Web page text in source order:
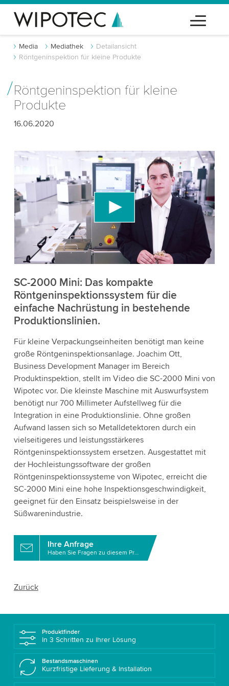
Media Mediathek
Detailansicht
Röntgeninspektion für kleine Produkte
Röntgeninspektion für kleine
Produkte
16.06.2020
Wir benötigen Ihre Zustimmung, um den
YouTube-Videodienst zu laden!
Wir verwenden einen Drittanbieterdienst, um
Videoinhalte einzubetten, der Daten über Ihre
Aktivitäten sammeln kann. Bitte überprüfen Sie
die Details und akzeptieren Sie den Dienst, um
dieses Video anzusehen.
Weitere Informationen
SC-2000 Mini: Das kompakte
Röntgeninspektionssystem für die
einfache Nachrüstung in bestehende
Produktionslinien.
Für kleine Verpackungseinheiten benötigt man keine
große Röntgeninspektionsanlage. Joachim Ott,
Business Development Manager im Bereich
Produktinspektion, stellt im Video die SC-2000 Mini von
Wipotec vor. Die kleinste Maschine mit Auswurfsystem
benötigt nur 700 Millimeter Aufstellweg für die
Integration in eine Produktionslinie. Ohne großen
Aufwand lassen sich so Metalldetektoren durch ein
vielseitigeres und leistungsstärkeres
Röntgeninspektionssystem ersetzen. Ausgestattet mit
der Hochleistungssoftware der großen
Röntgeninspektionssysteme von Wipotec, erreicht die
SC-2000 Mini eine hohe Inspektionsgeschwindigkeit,
geeignet für den Einsatz beispielsweise in der
Süßwarenindustrie.
Ihre Anfrage
Haben Sie Fragen zu diesem Produkt?
Zurück
Produktfinder
In 3 Schritten zu Ihrer Lösung
Bestandsmaschinen
Kurzfristige Lieferung & Installation